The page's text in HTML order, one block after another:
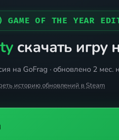
OF THE YEAR
скачать игру
на GoFrag · обновлено 2 мес.
историю обновлений в Steam